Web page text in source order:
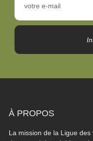
À PROPOS
La mission de la Ligue